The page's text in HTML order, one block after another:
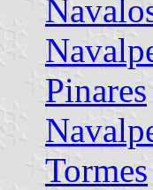
Pinares
Tormes